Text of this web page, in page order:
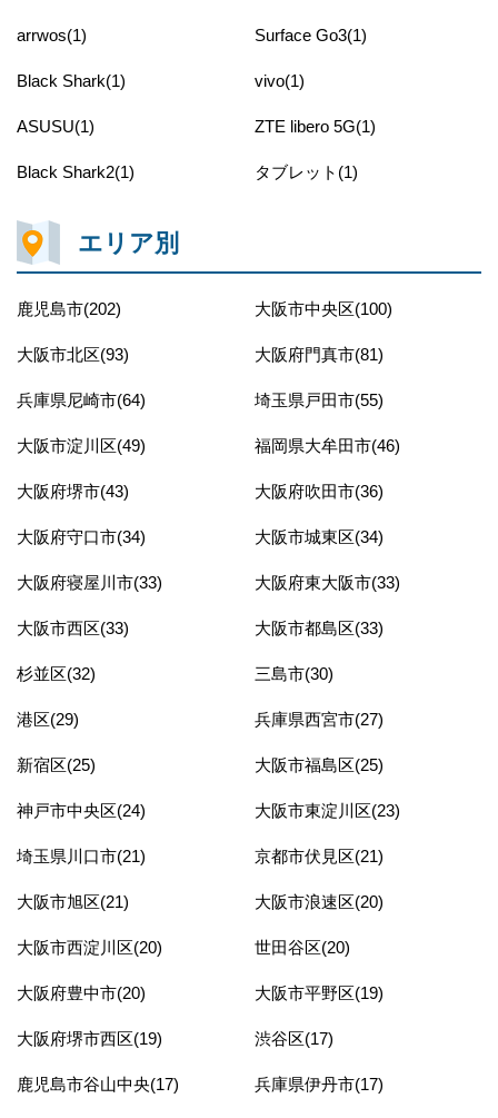
arrwos(1) Surface Go3(1)
Black Shark(1) vivo(1)
ASUSU(1) ZTE libero 5G(1)
Black Shark2(1) タブレット(1)
エリア別
鹿児島市(202) 大阪市中央区(100)
大阪市北区(93) 大阪府門真市(81)
兵庫県尼崎市(64) 埼玉県戸田市(55)
大阪市淀川区(49) 福岡県大牟田市(46)
大阪府堺市(43) 大阪府吹田市(36)
大阪府守口市(34) 大阪市城東区(34)
大阪府寝屋川市(33) 大阪府東大阪市(33)
大阪市西区(33) 大阪市都島区(33)
杉並区(32) 三島市(30)
港区(29) 兵庫県西宮市(27)
新宿区(25) 大阪市福島区(25)
神戸市中央区(24) 大阪市東淀川区(23)
埼玉県川口市(21) 京都市伏見区(21)
大阪市旭区(21) 大阪市浪速区(20)
大阪市西淀川区(20) 世田谷区(20)
大阪府豊中市(20) 大阪市平野区(19)
大阪府堺市西区(19) 渋谷区(17)
鹿児島市谷山中央(17) 兵庫県伊丹市(17)